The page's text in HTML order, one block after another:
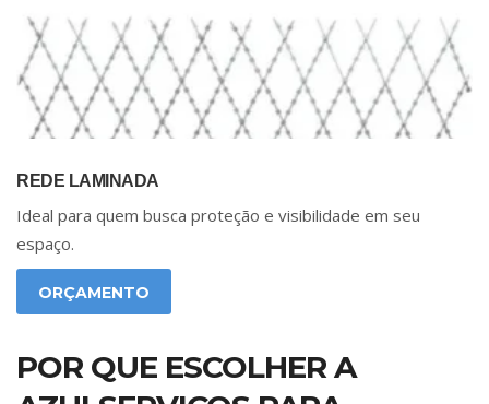
REDE LAMINADA
Ideal para quem busca proteção e visibilidade em seu
espaço.
ORÇAMENTO
POR QUE ESCOLHER A